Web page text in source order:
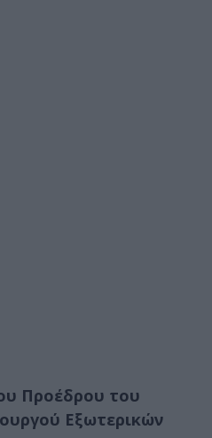
Προέδρου του
Εξωτερικών